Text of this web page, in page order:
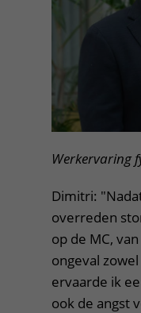
Bezoektijden
Wijzigen
Werkervaring
Dimitri:
overreden
op de MC,
ongeval
ervaarde ik
ook de angst